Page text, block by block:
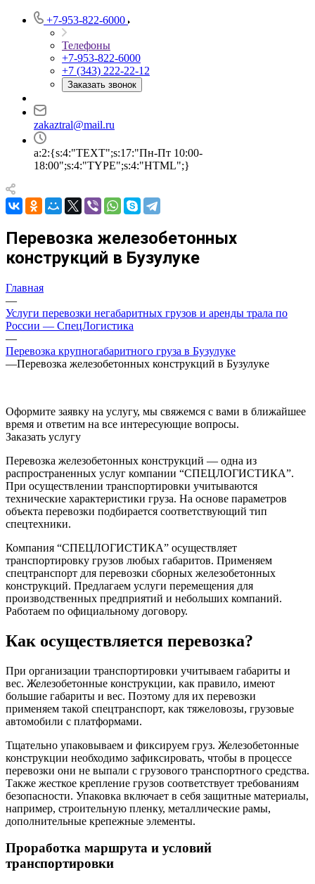
+7-953-822-6000
Телефоны
+7-953-822-6000
+7 (343) 222-22-12
Заказать звонок
zakaztral@mail.ru
a:2:{s:4:"TEXT";s:17:"Пн-Пт 10:00-
18:00";s:4:"TYPE";s:4:"HTML";}
Перевозка железобетонных
конструкций в Бузулуке
Главная
—
Услуги перевозки негабаритных грузов и аренды трала по
России — СпецЛогистика
—
Перевозка крупногабаритного груза в Бузулуке
—Перевозка железобетонных конструкций в Бузулуке
Оформите заявку на услугу, мы свяжемся с вами в ближайшее
время и ответим на все интересующие вопросы.
Заказать услугу
Перевозка железобетонных конструкций — одна из
распространенных услуг компании “СПЕЦЛОГИСТИКА”.
При осуществлении транспортировки учитываются
технические характеристики груза. На основе параметров
объекта перевозки подбирается соответствующий тип
спецтехники.
Компания “СПЕЦЛОГИСТИКА” осуществляет
транспортировку грузов любых габаритов. Применяем
спецтранспорт для перевозки сборных железобетонных
конструкций. Предлагаем услуги перемещения для
производственных предприятий и небольших компаний.
Работаем по официальному договору.
Как осуществляется перевозка?
При организации транспортировки учитываем габариты и
вес. Железобетонные конструкции, как правило, имеют
большие габариты и вес. Поэтому для их перевозки
применяем такой спецтранспорт, как тяжеловозы, грузовые
автомобили с платформами.
Тщательно упаковываем и фиксируем груз. Железобетонные
конструкции необходимо зафиксировать, чтобы в процессе
перевозки они не выпали с грузового транспортного средства.
Также жесткое крепление грузов соответствует требованиям
безопасности. Упаковка включает в себя защитные материалы,
например, строительную пленку, металлические рамы,
дополнительные крепежные элементы.
Проработка маршрута и условий
транспортировки